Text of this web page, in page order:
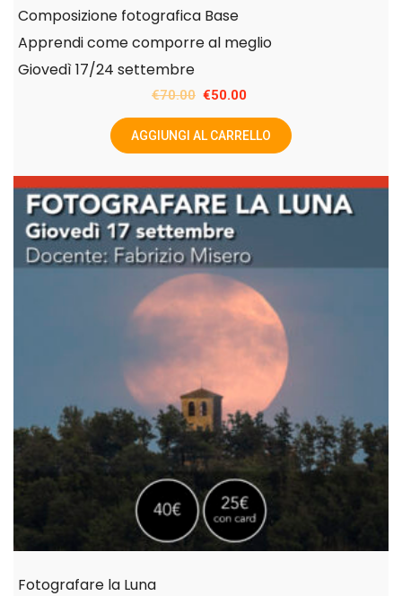
Composizione fotografica Base
Apprendi come comporre al meglio
Giovedì 17/24 settembre
€70.00 Il
prezzo
originale
€70.00.
€50.00
prezzo
attuale
€50.00.
AGGIUNGI AL CARRELLO
Fotografare la Luna